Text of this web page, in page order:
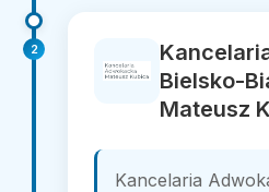
2
Bielsko-
Mateusz
Kancelaria